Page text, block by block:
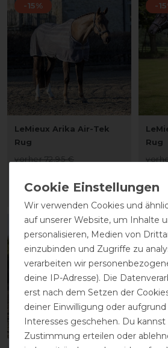
-15%
LeMieux Arika Air-Tek
Rug
vorher 72,95 €
-
Rug
-
Wir verwenden Cookies und
auf unserer Website, um Inhalte
personalisieren, Medien von
einzubinden und Zugriffe zu
verarbeiten wir
deine IP-Adresse). Die
erst nach dem Setzen der
deiner Einwilligung oder
Interesses geschehen. Du kannst
Zustimmung erteilen oder